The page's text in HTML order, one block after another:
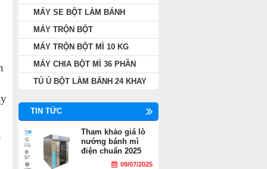
MÁY SE BỘT LÀM BÁNH
MÁY TRỘN BỘT
MÁY TRỘN BỘT MÌ 10 KG
MÁY CHIA BỘT MÌ 36 PHẦN
TỦ Ủ BỘT LÀM BÁNH 24 KHAY
TIN TỨC
Tham khảo giá lò
nướng bánh mì
điện chuẩn 2025
09/07/2025